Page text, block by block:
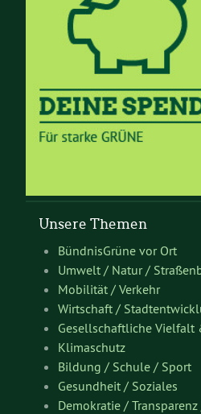
Unsere Themen
BündnisGrüne vor Ort
Umwelt / Natur /
Mobilität / Verkehr
Wirtschaft /
Gesellschaftliche
Klimaschutz
Bildung / Schule / Sport
Gesundheit / Soziales
Demokratie /